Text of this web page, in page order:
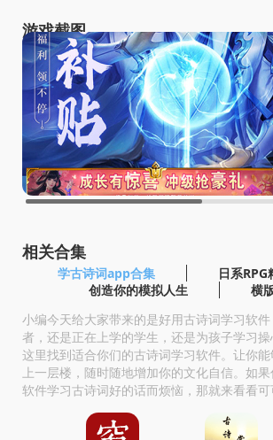
游戏截图
相关合集
学古诗词app合集
日系RPG
创造你的模拟人生
横
小编今天给大家带来的是好用古诗词学习软
者，还是正在上学的学生，还是为孩子学习
这里找到适合你们的古诗词学习软件。让你
上一层楼，随时随地增加你的文化自信。如
软件学习古诗词好的话而烦恼，那就来看看可